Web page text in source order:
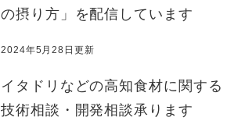
の摂り方」を配信しています
2024年5月28日更新
イタドリなどの高知食材に関する
技術相談・開発相談承ります